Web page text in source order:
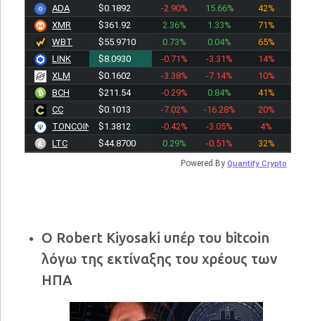
ADA
$0.1892 -2.90% 15.66%
42%
XMR
$361.92 2.36% 1.33%
71%
WBT
$55.9710 0.73% 0.04%
65%
LINK
$8.0930 -0.71% -3.31%
14%
XLM
$0.1602 -3.38% -7.14%
10%
BCH
$211.54 -0.29% 0.84%
41%
CC
$0.1013 -7.02% -16.28%
20%
TONCOIN
$1.3812 -0.42% -3.05%
4%
LTC
$44.8700 0.29% -0.51% 32%
Powered By Quantify Crypto
Ο Robert Kiyosaki υπέρ του bitcoin
λόγω της εκτίναξης του χρέους των
ΗΠΑ